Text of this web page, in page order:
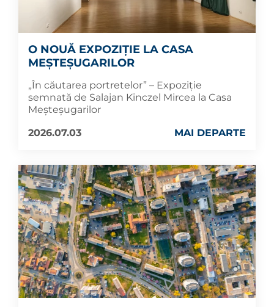
O NOUĂ EXPOZIȚIE LA CASA
MEȘTEȘUGARILOR
„În căutarea portretelor” – Expoziție
semnată de Salajan Kinczel Mircea la Casa
Meșteșugarilor
2026.07.03
MAI DEPARTE